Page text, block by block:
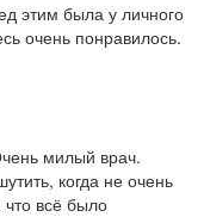
этим была у личного
очень понравилось.
милый врач.
когда не очень
всё было